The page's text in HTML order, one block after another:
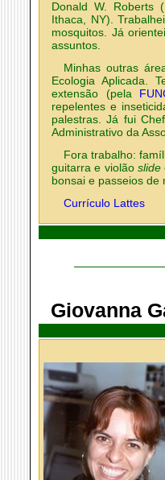
Donald W. Roberts (
Ithaca, NY).
mosquitos. Já
assuntos.
Minhas outras
Ecologia Aplicada.
extensão (pela
repelentes e
palestras. Já fui
Administrativo da
Fora trabalho:
guitarra e violão slide
bonsai e passeios de
Currículo Lattes
Giovanna